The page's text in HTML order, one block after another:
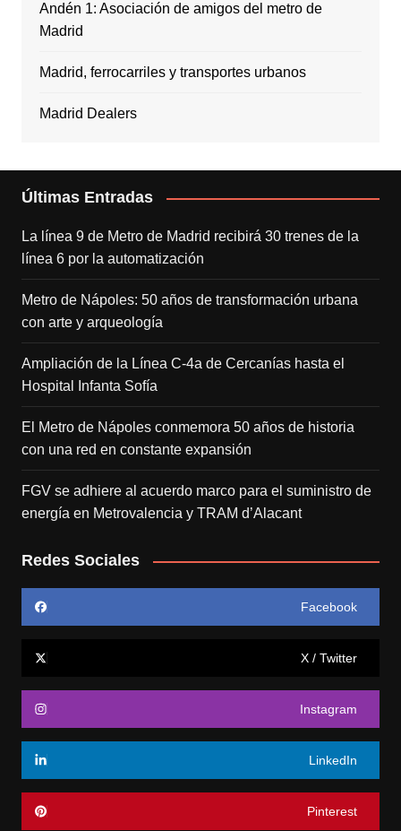
Andén 1: Asociación de amigos del metro de
Madrid
Madrid, ferrocarriles y transportes urbanos
Madrid Dealers
Últimas Entradas
La línea 9 de Metro de Madrid recibirá 30 trenes de la
línea 6 por la automatización
Metro de Nápoles: 50 años de transformación urbana
con arte y arqueología
Ampliación de la Línea C-4a de Cercanías hasta el
Hospital Infanta Sofía
El Metro de Nápoles conmemora 50 años de historia
con una red en constante expansión
FGV se adhiere al acuerdo marco para el suministro de
energía en Metrovalencia y TRAM d’Alacant
Redes Sociales
Facebook
X / Twitter
Instagram
LinkedIn
Pinterest